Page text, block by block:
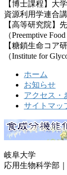
【博士課程】大
資源利用学連合
【高等研究院】
（Preemptive
【糖鎖生命コア
（Institute for
ホーム
お知らせ
アクセス・
サイトマッ
岐阜大学
応用生物科学部